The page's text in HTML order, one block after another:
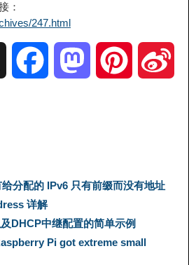
：
247.html
o d r
分配的 IPv6 只有前缀而没有地址
详解
DHCP中继配置的简单示例
Pi got extreme small